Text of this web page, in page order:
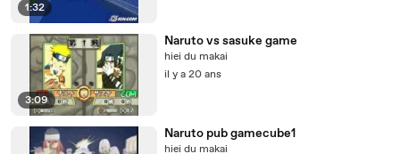
1:32
3:09
Naruto vs sasuke game
hiei du makai
il y a 20 ans
Naruto pub gamecube1
hiei du makai